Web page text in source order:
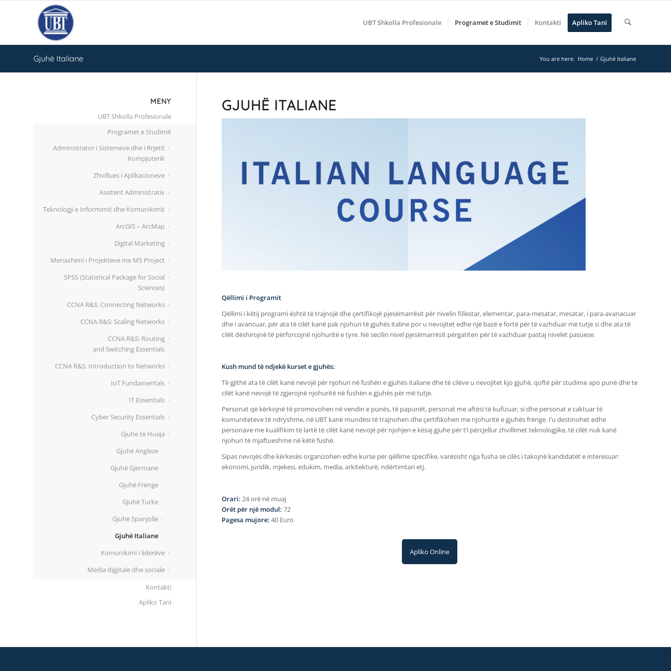
UBT Shkolla Profesionale Programet e Studimit Kontakti Apliko Tani
Gjuhë Italiane You are here: Home / Gjuhë Italiane
GJUHË ITALIANE
Qëllimi i Programit
Qëllimi i këtij programi është të trajnojë dhe çertifikojë pjesëmarrësit për nivelin fillestar, elementar, para-mesatar, mesatar, i para-avanacuar
dhe i avancuar, për ata të cilët kanë pak njohuri të gjuhës italine por u nevojitet edhe një bazë e fortë për të vazhduar më tutje si dhe ata të
cilët dëshirojnë të përforcojnë njohuritë e tyre. Në secilin nivel pjesëmarrësit përgatiten për të vazhduar pastaj nivelet pasuese.
Kush mund të ndjekë kurset e gjuhës:
Të gjithë ata të cilët kanë nevojë për njohuri në fushën e gjuhës italiane dhe të cilëve u nevojitet kjo gjuhë, qoftë për studime apo punë dhe te
cilët kanë nevojë të zgjerojnë njohuritë në fushën e gjuhës për më tutje.
Personat që kërkojnë të promovohen në vendin e punës, të papunët, personat me aftësi të kufizuar, si dhe personat e caktuar të
komuniteteve të ndryshme, në UBT kanë mundësi të trajnohen dhe çertifikohen me njohuritë e gjuhës frënge. I’u destinohet edhe
personave me kualifikim të lartë të cilët kanë nevojë për njohjen e kësaj gjuhe për t’i përcjellur zhvillimet teknologjike, të cilët nuk kanë
njohuri të mjaftueshme në këtë fushë.
Sipas nevojës dhe kërkesës organizohen edhe kurse për qëllime specifike, varësisht nga fusha së cilës i takojnë kandidatët e interesuar:
ekonomi, juridik, mjekesi, edukim, media, arkitekturë, ndërtimtari etj.
Orari: 24 orë në muaj
Orët për një modul: 72
Pagesa mujore: 40 Euro
Apliko Online
MENY
UBT Shkolla Profesionale
Programet e Studimit
Administrator i Sistemeve dhe i Rrjetit
Kompjuterik
Zhvillues i Aplikacioneve
Asistent Administrativ
Teknologji e Informimit dhe Komunikimit
ArcGIS – ArcMap
Digital Marketing
Menaxhimi i Projekteve me MS Project
SPSS (Statistical Package for Social
Sciences)
CCNA R&S: Connecting Networks
CCNA R&S: Scaling Networks
CCNA R&S: Routing
and Switching Essentials
CCNA R&S: Introduction to Networks
IoT Fundamentals
IT Essentials
Cyber Security Essentials
Gjuhe te Huaja
Gjuhë Angleze
Gjuhë Gjermane
Gjuhë Frënge
Gjuhë Turke
Gjuhë Spanjolle
Gjuhë Italiane
Komunikimi i liderëve
Media digjitale dhe sociale
Kontakti
Apliko Tani